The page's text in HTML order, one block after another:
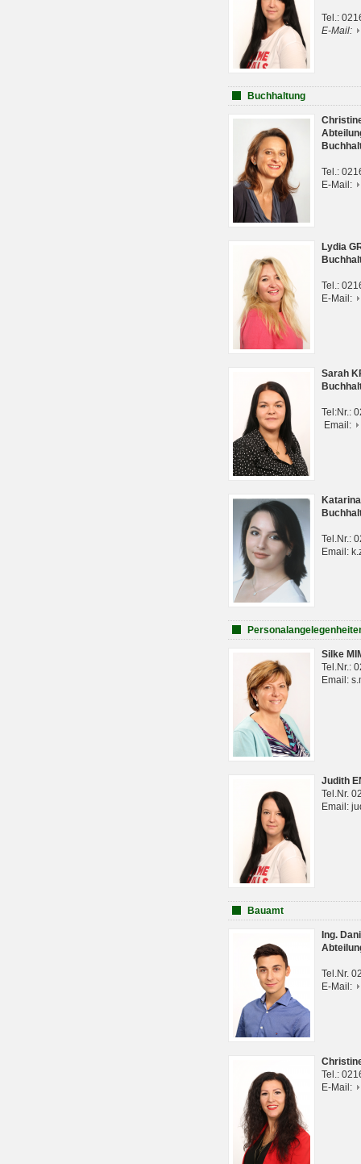
Tel.:
E-Mail:
Buchhaltung
Tel.:
E-Mail:
Lydia
Tel.:
E-Mail:
Sarah
Tel:Nr.:
Email:
Tel.Nr.:
Email:
Silke
Tel.Nr.:
Email:
Judith
Tel.Nr.
Email:
Bauamt
Ing.
Tel.Nr.
E-Mail:
Tel.:
E-Mail: